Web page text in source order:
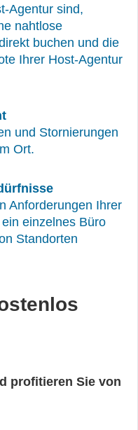
Agentur sind,
nahtlose
buchen und die
Ihrer Host-Agentur
und Stornierungen
Ort.
Anforderungen Ihrer
einzelnes Büro
Standorten
profitieren Sie von